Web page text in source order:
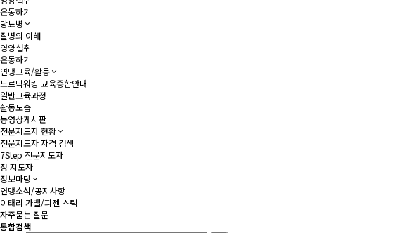
운동하기
당뇨병
질병의 이해
영양섭취
운동하기
연맹교육/활동
노르딕워킹 교육종합안내
일반교육과정
활동모습
동영상게시판
전문지도자 현황
전문지도자 자격 검색
7Step 전문지도자
정 지도자
정보마당
연맹소식/공지사항
이태리 가벨/피젠 스틱
자주묻는 질문
통합검색